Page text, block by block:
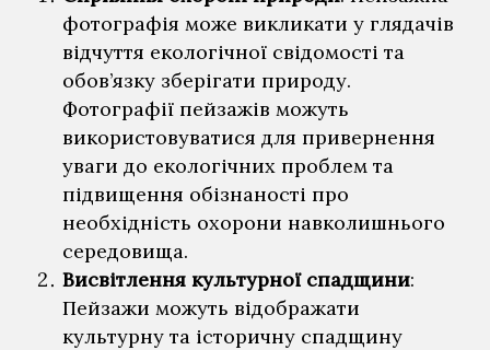
фотографія може викликати у глядачів
відчуття екологічної свідомості та
обов’язку зберігати природу.
Фотографії пейзажів можуть
використовуватися для привернення
уваги до екологічних проблем та
підвищення обізнаності про
необхідність охорони навколишнього
середовища.
Висвітлення культурної спадщини:
Пейзажи можуть відображати
культурну та історичну спадщину